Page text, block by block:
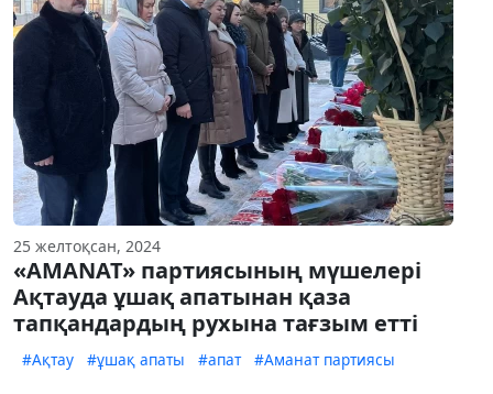
25 желтоқсан, 2024
«AMANAT» партиясының мүшелері
Ақтауда ұшақ апатынан қаза
тапқандардың рухына тағзым етті
#Ақтау #ұшақ апаты #апат #Аманат партиясы